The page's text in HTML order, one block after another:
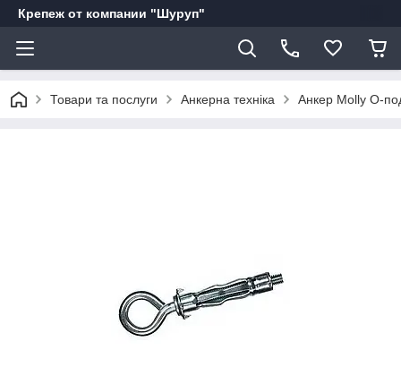
Крепеж от компании "Шуруп"
Товари та послуги Анкерна техніка Анкер Molly О-